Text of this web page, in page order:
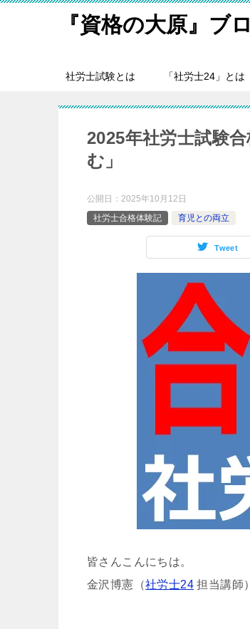
『資格の大原』ブ
社労士試験とは 「社労士24」とは
2025年社労士試験
む」
公開日： 2025年10月12日
社労士合格体験記
育児との両立
Tweet
皆さんこんにちは。
金沢博憲（社労士24 担当講師